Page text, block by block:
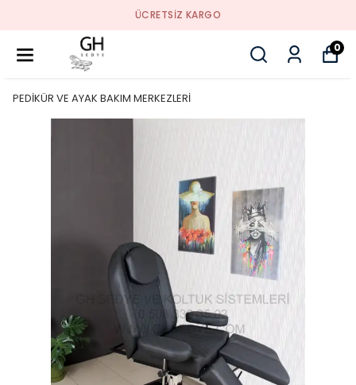
ÜCRETSIZ KARGO
0
PEDİKÜR VE AYAK BAKIM MERKEZLERİ